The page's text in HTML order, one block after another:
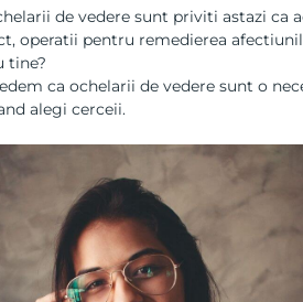
de vedere sunt priviti astazi ca
operatii pentru remedierea
tine?
ca ochelarii de vedere sunt o
alegi cerceii.